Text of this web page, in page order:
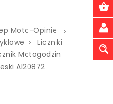
Moto-Opinie
Liczniki
Motogodzin
AI20872